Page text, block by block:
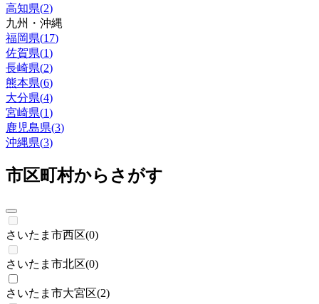
高知県(2)
九州・沖縄
福岡県(17)
佐賀県(1)
長崎県(2)
熊本県(6)
大分県(4)
宮崎県(1)
鹿児島県(3)
沖縄県(3)
市区町村からさがす
さいたま市西区(0)
さいたま市北区(0)
さいたま市大宮区(2)